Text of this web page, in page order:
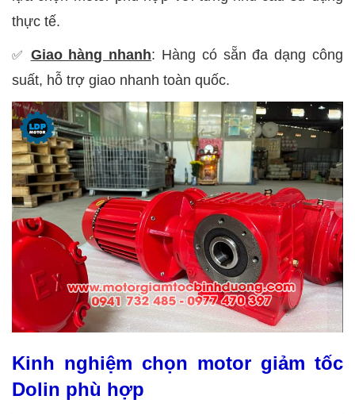
thực tế.
✅ Giao hàng nhanh: Hàng có sẵn đa dạng công
suất, hỗ trợ giao nhanh toàn quốc.
Kinh nghiệm chọn motor giảm tốc
Dolin phù hợp